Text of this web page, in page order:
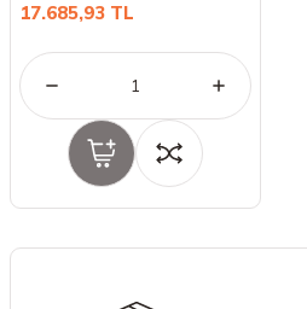
17.685,93 TL